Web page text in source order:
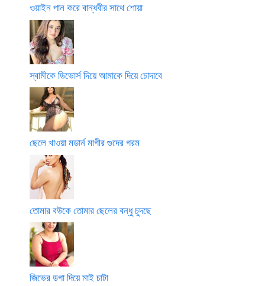
ওয়াইন পান করে বান্ধবীর সাথে শোয়া
স্বামীকে ডিভোর্স দিয়ে আমাকে দিয়ে চোদাবে
ছেলে খাওয়া মডার্ন মাগীর গুদের গরম
তোমার বউকে তোমার ছেলের বন্ধু চুদছে
জিভের ডগা দিয়ে মাই চাটা